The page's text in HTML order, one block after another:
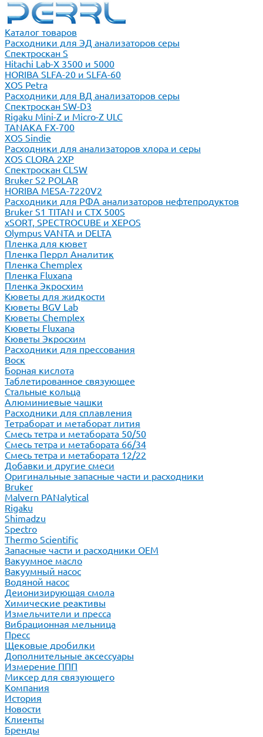
Каталог товаров
Расходники для ЭД анализаторов серы
Спектроскан S
Hitachi Lab-X 3500 и 5000
HORIBA SLFA-20 и SLFA-60
XOS Petra
Расходники для ВД анализаторов серы
Спектроскан SW-D3
Rigaku Mini-Z и Micro-Z ULC
TANAKA FX-700
XOS Sindie
Расходники для анализаторов хлора и серы
XOS CLORA 2XP
Спектроскан CLSW
Bruker S2 POLAR
HORIBA MESA-7220V2
Расходники для РФА анализаторов нефтепродуктов
Bruker S1 TITAN и CTX 500S
xSORT, SPECTROCUBE и XEPOS
Olympus VANTA и DELTA
Пленка для кювет
Пленка Перрл Аналитик
Пленка Chemplex
Пленка Fluxana
Пленка Экросхим
Кюветы для жидкости
Кюветы BGV Lab
Кюветы Chemplex
Кюветы Fluxana
Кюветы Экросхим
Расходники для прессования
Воск
Борная кислота
Таблетированное связующее
Стальные кольца
Алюминиевые чашки
Расходники для сплавления
Тетраборат и метаборат лития
Смесь тетра и метабората 50/50
Смесь тетра и метабората 66/34
Смесь тетра и метабората 12/22
Добавки и другие смеси
Оригинальные запасные части и расходники
Bruker
Malvern PANalytical
Rigaku
Shimadzu
Spectro
Thermo Scientific
Запасные части и расходники ОЕМ
Вакуумное масло
Вакуумный насос
Водяной насос
Деионизирующая смола
Химические реактивы
Измельчители и пресса
Вибрационная мельница
Пресс
Щековые дробилки
Дополнительные аксессуары
Измерение ППП
Миксер для связующего
Компания
История
Новости
Клиенты
Бренды